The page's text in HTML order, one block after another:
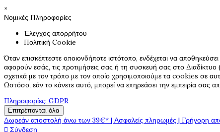
×
Νομικές Πληροφορίες
Έλεγχος απορρήτου
Πολιτική Cookie
Όταν επισκέπτεστε οποιονδήποτε ιστότοπο, ενδέχεται να
αφορούν εσάς, τις προτιμήσεις σας ή τη συσκευή σας στο Διαδίκτυο
σχετικά με τον τρόπο με τον οποίο χρησιμοποιούμε τα cookies σε
Ωστόσο, εάν το κάνετε αυτό, μπορεί να επηρεάσει την εμπειρία σας
Πληροφορίες: GDPR
Επιτρέπονται όλα
Δωρεάν αποστολή άνω των 39€* | Ασφαλείς πληρωμές | Γρήγορη
 Σύνδεση